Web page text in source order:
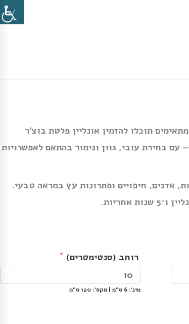
תוכלו להזמין אונליין פלטת בוצ׳ר
בחירת עובי, גוון וגימור בהתאם לאפשרויות
אדנים, חיפויים ופתרונות עץ במראה טבעי.
אחריות.
רוחב (סנטימטרים)
מינ׳: 6 ס״מ | מקס׳: 120 ס״מ